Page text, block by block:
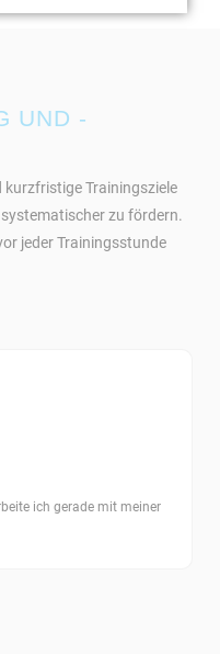
UND -
Trainingsziele
zu fördern.
jeder Trainingsstunde
ich gerade mit meiner